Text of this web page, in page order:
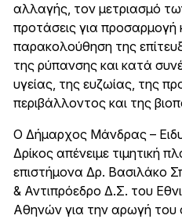
αλλαγής, τον μετριασμό
προτάσεις για προσαρμογή
παρακολούθηση της
της ρύπανσης και κατά
υγείας, της ευζωίας, της
περιβάλλοντος και της
Ο Δήμαρχος Μάνδρας –
Δρίκος απένειμε τιμητική
επιστήμονα Δρ. Βασιλάκο
& Αντιπρόεδρο Δ.Σ. του
Αθηνών για την αρωγή του